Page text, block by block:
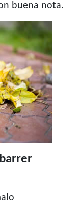
buena nota.